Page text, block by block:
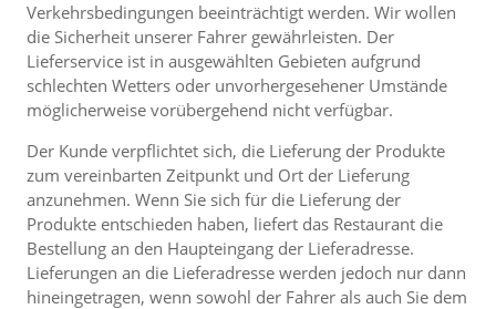
Verkehrsbedingungen beeinträchtigt werden. Wir wollen
die Sicherheit unserer Fahrer gewährleisten. Der
Lieferservice ist in ausgewählten Gebieten aufgrund
schlechten Wetters oder unvorhergesehener Umstände
möglicherweise vorübergehend nicht verfügbar.
Der Kunde verpflichtet sich, die Lieferung der Produkte
zum vereinbarten Zeitpunkt und Ort der Lieferung
anzunehmen. Wenn Sie sich für die Lieferung der
Produkte entschieden haben, liefert das Restaurant die
Bestellung an den Haupteingang der Lieferadresse.
Lieferungen an die Lieferadresse werden jedoch nur dann
hineingetragen, wenn sowohl der Fahrer als auch Sie dem